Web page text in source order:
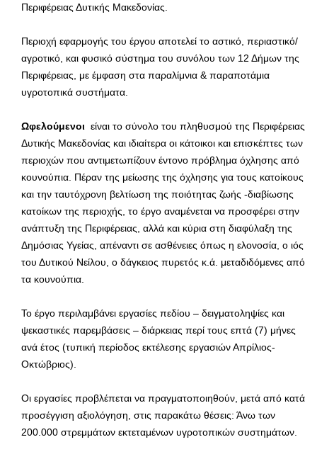
Περιφέρειας Δυτικής Μακεδονίας.
Περιοχή εφαρμογής του έργου αποτελεί το αστικό, περιαστικό/
αγροτικό, και φυσικό σύστημα του συνόλου των 12 Δήμων της
Περιφέρειας, με έμφαση στα παραλίμνια & παραποτάμια
υγροτοπικά συστήματα.
Ωφελούμενοι είναι το σύνολο του πληθυσμού της Περιφέρειας
Δυτικής Μακεδονίας και ιδιαίτερα οι κάτοικοι και επισκέπτες των
περιοχών που αντιμετωπίζουν έντονο πρόβλημα όχλησης από
κουνούπια. Πέραν της μείωσης της όχλησης για τους κατοίκους
και την ταυτόχρονη βελτίωση της ποιότητας ζωής -διαβίωσης
κατοίκων της περιοχής, το έργο αναμένεται να προσφέρει στην
ανάπτυξη της Περιφέρειας, αλλά και κύρια στη διαφύλαξη της
Δημόσιας Υγείας, απέναντι σε ασθένειες όπως η ελονοσία, ο ιός
του Δυτικού Νείλου, ο δάγκειος πυρετός κ.ά. μεταδιδόμενες από
τα κουνούπια.
Το έργο περιλαμβάνει εργασίες πεδίου – δειγματοληψίες και
ψεκαστικές παρεμβάσεις – διάρκειας περί τους επτά (7) μήνες
ανά έτος (τυπική περίοδος εκτέλεσης εργασιών Απρίλιος-
Οκτώβριος).
Οι εργασίες προβλέπεται να πραγματοποιηθούν, μετά από κατά
προσέγγιση αξιολόγηση, στις παρακάτω θέσεις: Άνω των
200.000 στρεμμάτων εκτεταμένων υγροτοπικών συστημάτων.